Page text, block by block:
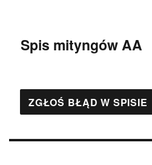
Spis mityngów AA
ZGŁOŚ BŁĄD W SPISIE